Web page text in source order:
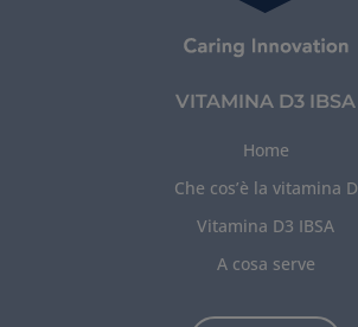
VITAMINA D3 IBSA
Home
Che cos’è la vitamina D
Vitamina D3 IBSA
A cosa serve